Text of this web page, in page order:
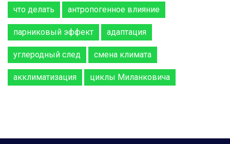
что делать антропогенное влияние
парниковый эффект адаптация
углеродный след смена климата
акклиматизация циклы Миланковича